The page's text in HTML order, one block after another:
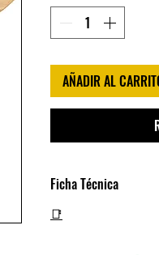
AÑADIR AL
Ficha Técnica
📑